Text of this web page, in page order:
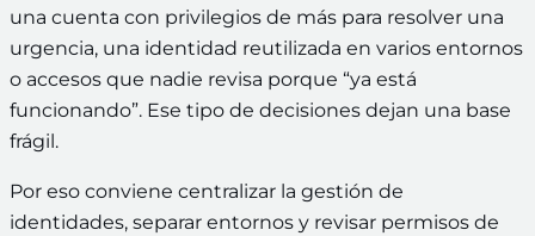
una cuenta con privilegios de más para resolver una
urgencia, una identidad reutilizada en varios entornos
o accesos que nadie revisa porque “ya está
funcionando”. Ese tipo de decisiones dejan una base
frágil.
Por eso conviene centralizar la gestión de
identidades, separar entornos y revisar permisos de